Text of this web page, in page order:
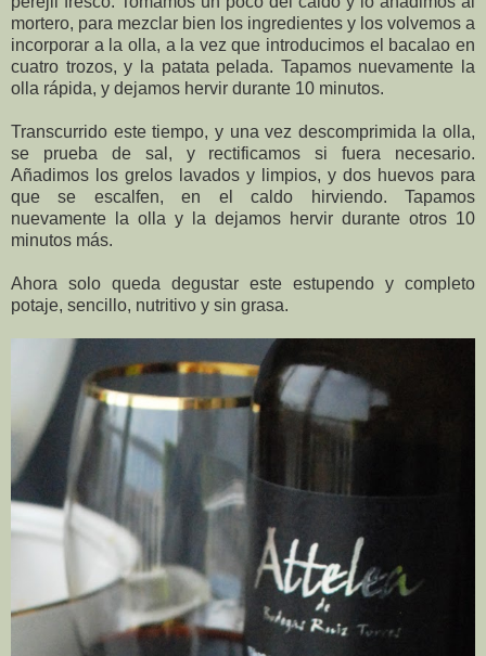
mortero, para mezclar bien los ingredientes y los volvemos a
incorporar a la olla, a la vez que introducimos el bacalao en
cuatro trozos, y la patata pelada. Tapamos nuevamente la
olla rápida, y dejamos hervir durante 10 minutos.
Transcurrido este tiempo, y una vez descomprimida la olla,
se prueba de sal, y rectificamos si fuera necesario.
Añadimos los grelos lavados y limpios, y dos huevos para
que se escalfen, en el caldo hirviendo. Tapamos
nuevamente la olla y la dejamos hervir durante otros 10
minutos más.
Ahora solo queda degustar este estupendo y completo
potaje, sencillo, nutritivo y sin grasa.